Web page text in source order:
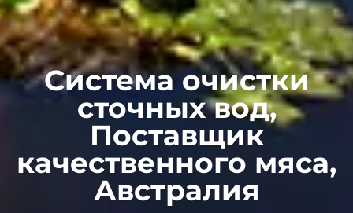
Система очистки
сточных вод,
Поставщик
качественного мяса,
Австралия